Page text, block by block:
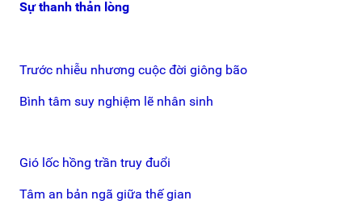
Sự thanh thản lòng
Trước nhiễu nhương cuộc đời giông bão
Bình tâm suy nghiệm lẽ nhân sinh
Gió lốc hồng trần truy đuổi
Tâm an bản ngã giữa thế gian